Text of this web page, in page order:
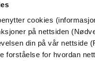
cookies
på nettsiden
din på vår nettside
forståelse for hvordan